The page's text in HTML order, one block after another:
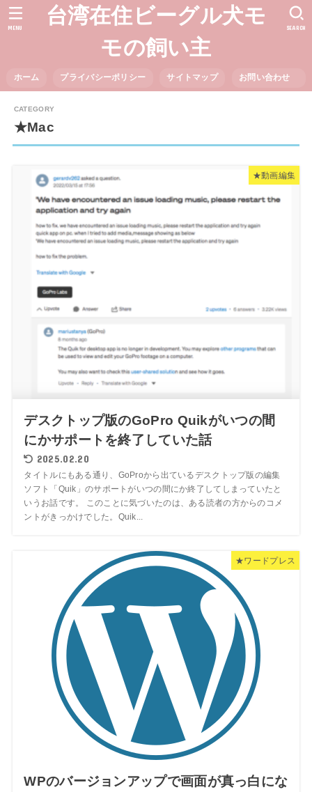
台湾在住ビーグル犬モ
モの飼い主
ホーム プライバシーポリシー サイトマップ お問い合わせ
SEARCH
MENU
★Mac
★動画編集
デスクトップ版のGoPro Quikがいつの間
にかサポートを終了していた話
2025.02.20
タイトルにもある通り、GoProから出ているデスクトップ版の編集
ソフト「Quik」のサポートがいつの間にか終了してしまっていたと
いうお話です。 このことに気づいたのは、ある読者の方からのコメ
ントがきっかけでした。Quik...
★ワードプレス
WPのバージョンアップで画面が真っ白にな